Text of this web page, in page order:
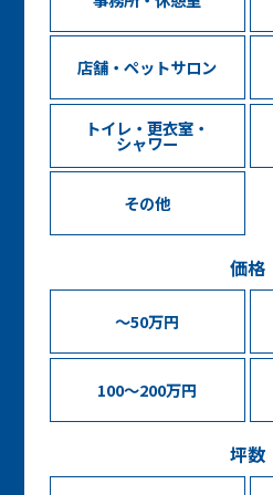
店舗・ペットサロン
トイレ・更衣室・
シャワー
その他
価格
～50万円
100～200万円
坪数